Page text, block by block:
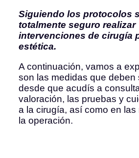
Siguiendo los protocolos
totalmente seguro realizar
intervenciones de cirugía
estética.
A continuación, vamos a
son las medidas que deben
desde que acudís a
valoración, las pruebas y
a la cirugía, así como en las
la operación.